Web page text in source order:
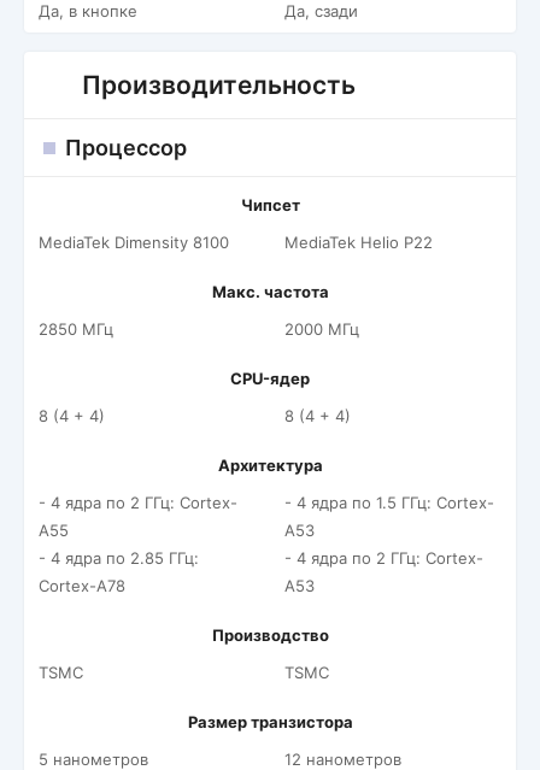
Да, в кнопке
Да, сзади
Производительность
Процессор
Чипсет
MediaTek Dimensity 8100
MediaTek Helio P22
Макс. частота
2850 МГц
2000 МГц
CPU-ядер
8 (4 + 4)
8 (4 + 4)
Архитектура
- 4 ядра по 2 ГГц: Cortex-
A55
- 4 ядра по 2.85 ГГц:
Cortex-A78
- 4 ядра по 1.5 ГГц: Cortex-
A53
- 4 ядра по 2 ГГц: Cortex-
A53
Производство
TSMC
TSMC
Размер транзистора
5 нанометров
12 нанометров